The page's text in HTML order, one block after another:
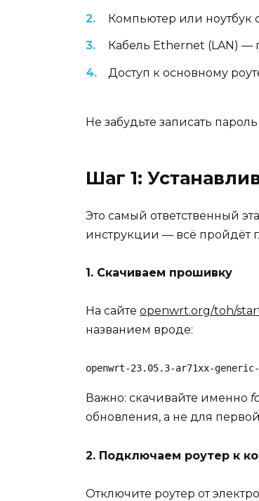
Компьютер или ноутбук
Кабель Ethernet (LAN) —
Доступ к основному
Не забудьте записать
Шаг 1:
Это самый ответственный
инструкции — всё пройдёт
1. Скачиваем прошивку
На сайте openwrt.org/toh/
названием вроде:
openwrt-23.05.3-ar71xx-
Важно: скачивайте именно
обновления, а не для
2. Подключаем роутер к
Отключите роутер от